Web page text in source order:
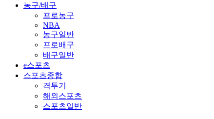
농구/배구
프로농구
NBA
농구일반
프로배구
배구일반
e스포츠
스포츠종합
격투기
해외스포츠
스포츠일반